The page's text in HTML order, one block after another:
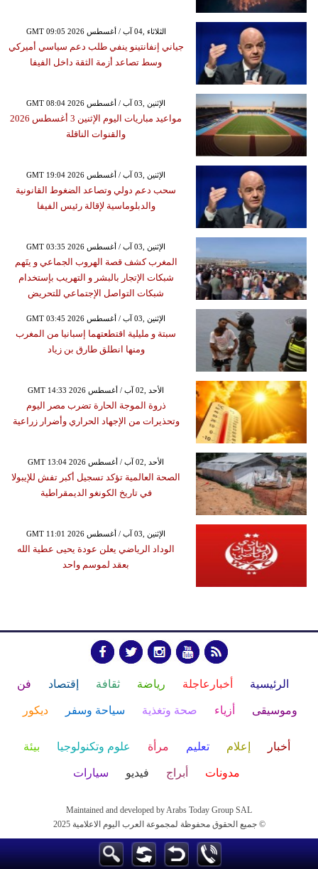
GMT 09:05 2026 الثلاثاء ,04 آب / أغسطس
جياني إنفانتينو ينفي طلب دعم سياسي أميركي
وسط تصاعد أزمة الثقة داخل الفيفا
GMT 08:04 2026 الإثنين ,03 آب / أغسطس
مواعيد مباريات اليوم الإثنين 3 أغسطس 2026
والقنوات الناقلة
GMT 19:04 2026 الإثنين ,03 آب / أغسطس
سحب دعم دولي وتصاعد الضغوط القانونية
والدبلوماسية لإقالة رئيس الفيفا
GMT 03:35 2026 الإثنين ,03 آب / أغسطس
المغرب كشف قصة الهروب الجماعي و يتَهم
شبكات الإتجار بالبشر و التهريب بإستخدام
شبكات التواصل الإجتماعي للتحريض
GMT 03:45 2026 الإثنين ,03 آب / أغسطس
سبتة و مليلية اقتطعتهما إسبانيا من المغرب
ومنها انطلق طارق بن زياد
GMT 14:33 2026 الأحد ,02 آب / أغسطس
ذروة الموجة الحارة تضرب مصر اليوم
وتحذيرات من الإجهاد الحراري وأضرار زراعية
GMT 13:04 2026 الأحد ,02 آب / أغسطس
الصحة العالمية تؤكد تسجيل أكبر تفش للإيبولا
في تاريخ الكونغو الديمقراطية
GMT 11:01 2026 الإثنين ,03 آب / أغسطس
الوداد الرياضي يعلن عودة يحيى عطية الله
بعقد لموسم واحد
الرئيسية أخبارعاجلة رياضة ثقافة إقتصاد فن
وموسيقى أزياء صحة وتغذية سياحة وسفر ديكور
أخبار إعلام تعليم مرأة علوم وتكنولوجيا بيئة
مدونات أبراج فيديو سيارات
Maintained and developed by Arabs Today Group SAL
جميع الحقوق محفوظة لمجموعة العرب اليوم الاعلامية 2025 ©